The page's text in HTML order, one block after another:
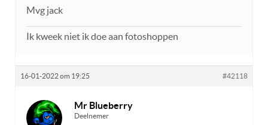
Mvg jack
Ik kweek niet ik doe aan fotoshoppen
16-01-2022 om 19:25 #42118
Mr Blueberry
Deelnemer